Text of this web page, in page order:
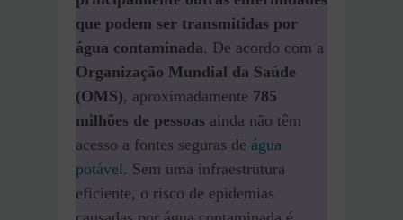
que podem ser transmitidas por
água contaminada. De acordo com a
Organização Mundial da Saúde
(OMS), aproximadamente 785
milhões de pessoas ainda não têm
acesso a fontes seguras de água
potável. Sem uma infraestrutura
eficiente, o risco de epidemias